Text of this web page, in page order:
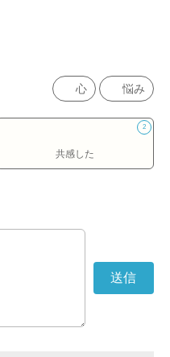
心 悩み
2
共感した